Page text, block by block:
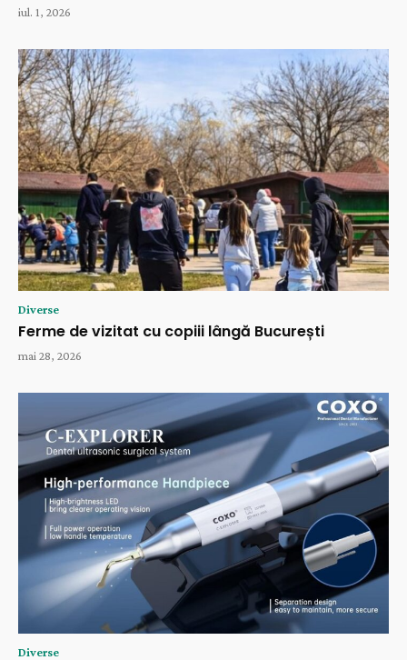
iul. 1, 2026
Diverse
Ferme de vizitat cu copiii lângă București
mai 28, 2026
Diverse